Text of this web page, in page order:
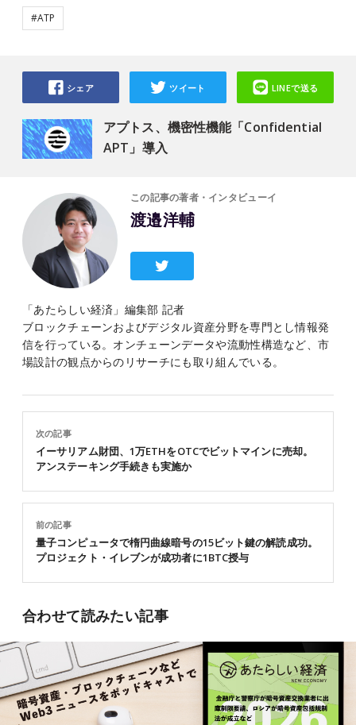
#ATP
アプトス、機密性機能「Confidential
APT」導入
シェア ツイート LINEで送る
この記事の著者・インタビューイ
渡邉洋輔
「あたらしい経済」編集部 記者
ブロックチェーンおよびデジタル資産分野を専門とし情報発
信を行っている。オンチェーンデータや流動性構造など、市
場設計の観点からのリサーチにも取り組んでいる。
前の記事
量子コンピュータで楕円曲線暗号の15ビット鍵の解読成功。
プロジェクト・イレブンが成功者に1BTC授与
次の記事
イーサリアム財団、1万ETHをOTCでビットマインに売却。
アンステーキング手続きも実施か
合わせて読みたい記事